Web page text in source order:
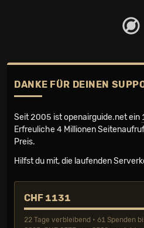
DANKE FÜR DEINEN
Seit 2005 ist openairguide.net ein
Erfreuliche 4 Millionen
Preis.
Hilfst du mit, die laufenden
CHF 1131
22 Tage verbleibend • 61 Spenden